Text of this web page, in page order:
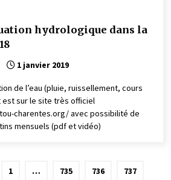
hydrologique dans la
1 janvier 2019
de l’eau (pluie, ruissellement, cours
est sur le site très officiel
charentes.org/ avec possibilité de
mensuels (pdf et vidéo)
1 … 735 736 737